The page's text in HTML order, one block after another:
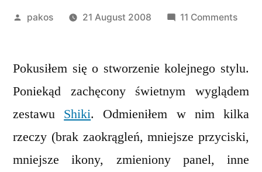
Posted
pakos 21 August 2008 11 Commentson
Pokusiłem się o stworzenie kolejnego stylu.
Poniekąd zachęcony świetnym wyglądem
zestawu Shiki. Odmieniłem w nim kilka
rzeczy (brak zaokrągleń, mniejsze przyciski,
mniejsze ikony, zmieniony panel, inne